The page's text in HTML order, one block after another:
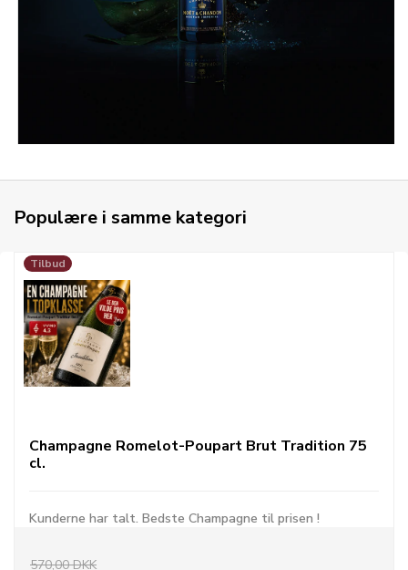
Populære i samme kategori
Tilbud
Champagne Romelot-Poupart Brut Tradition 75
cl.
Kunderne har talt. Bedste Champagne til prisen !
570,00 DKK